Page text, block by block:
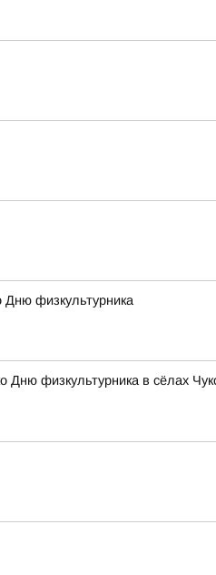
физкультурника
физкультурника в сёлах